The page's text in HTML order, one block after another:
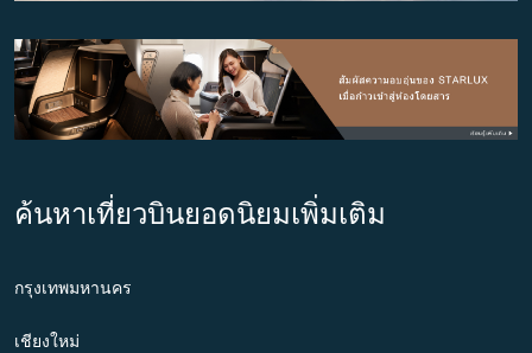
ค้นหาเที่ยวบินยอดนิยมเพิ่มเติม
กรุงเทพมหานคร
เชียงใหม่